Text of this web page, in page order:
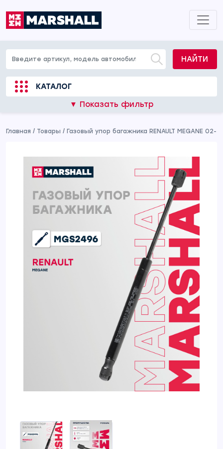
НАЙТИ
КАТАЛОГ
▼ Показать фильтр
Главная / Товары / Газовый упор багажника RENAULT MEGANE 02-